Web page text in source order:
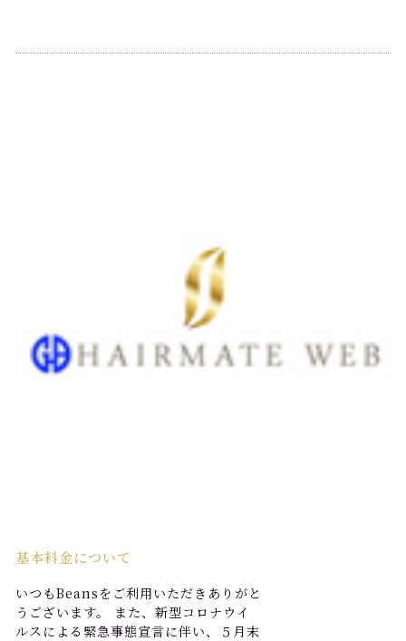
基本料金について
いつもBeansをご利用いただきありがと
うございます。 また、新型コロナウイ
ルスによる緊急事態宣言に伴い、５月末